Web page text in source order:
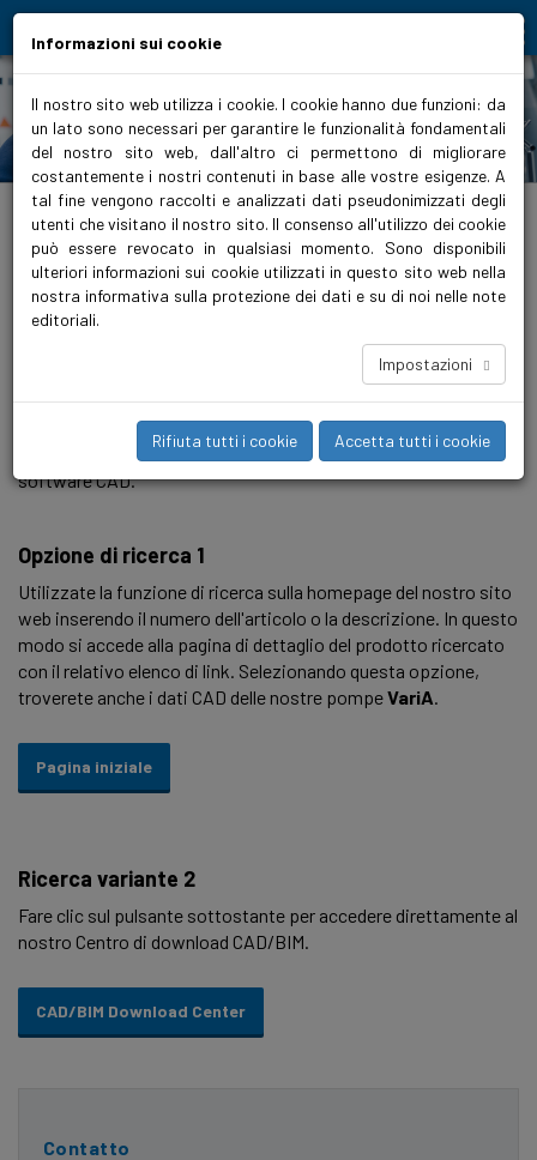
CAD-Finder
biralitalia.it > Strumenti di progettazione > CAD-Finder
Trovare e scaricare dati CAD/BIM in modo
semplice e veloce
Il popolare e collaudato CAD Finder è stato sostituito dal
nostro CAD/BIM Download Centre. I nostri prodotti HVAC e
sanitari sono disponibili come oggetti BIM/CAD 3D di alta
qualità. La pompa desiderata può essere selezionata
direttamente e scaricata, ad esempio, in formato Revit, STEP
o DWG e integrata nel modello BIM dell'edificio o in un altro
software CAD.
Opzione di ricerca 1
Utilizzate la funzione di ricerca sulla homepage del nostro sito
web inserendo il numero dell'articolo o la descrizione. In questo
modo si accede alla pagina di dettaglio del prodotto ricercato
con il relativo elenco di link. Selezionando questa opzione,
troverete anche i dati CAD delle nostre pompeVariA.
Pagina iniziale
Ricerca variante 2
Fare clic sul pulsante sottostante per accedere direttamente al
nostro Centro di download CAD/BIM.
CAD/BIM Download Center
Contatto
Informazioni sui cookie
Il nostro sito web utilizza i cookie. I cookie hanno due funzioni: da
un lato sono necessari per garantire le funzionalità fondamentali
del nostro sito web, dall'altro ci permettono di migliorare
costantemente i nostri contenuti in base alle vostre esigenze. A
tal fine vengono raccolti e analizzati dati pseudonimizzati degli
utenti che visitano il nostro sito. Il consenso all'utilizzo dei cookie
può essere revocato in qualsiasi momento. Sono disponibili
ulteriori informazioni sui cookie utilizzati in questo sito web nella
nostra informativa sulla protezione dei dati e su di noi nelle note
editoriali.
Impostazioni
Rifiuta tutti i cookie Accetta tutti i cookie